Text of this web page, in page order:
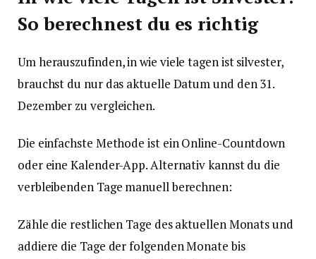
So berechnest du es richtig
Um herauszufinden, in wie viele tagen ist silvester,
brauchst du nur das aktuelle Datum und den 31.
Dezember zu vergleichen.
Die einfachste Methode ist ein Online-Countdown
oder eine Kalender-App. Alternativ kannst du die
verbleibenden Tage manuell berechnen:
Zähle die restlichen Tage des aktuellen Monats und
addiere die Tage der folgenden Monate bis